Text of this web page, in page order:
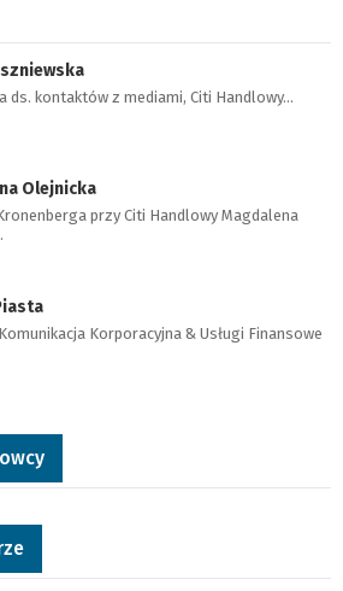
ds. kontaktów z mediami, Citi Handlowy…
Olejnicka
przy Citi Handlowy Magdalena
Korporacyjna & Usługi Finansowe